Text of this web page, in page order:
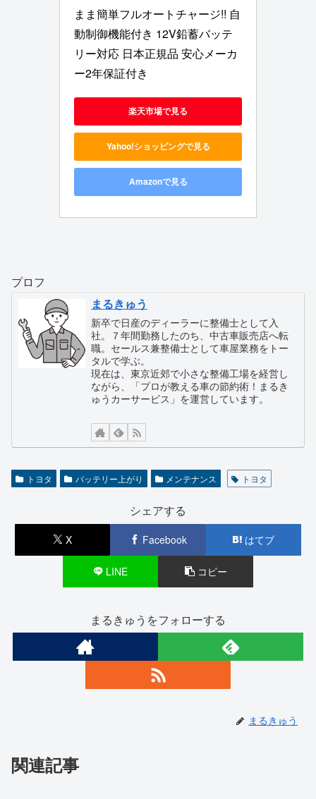
まま簡単フルオートチャージ!! 自
動制御機能付き 12V鉛蓄バッテ
リー対応 日本正規品 安心メーカ
ー2年保証付き
楽天市場で見る
Yahoo!ショッピングで見る
Amazonで見る
プロフ
まるきゅう
新卒で日産のディーラーに整備士として入
社。７年間勤務したのち、中古車販売店へ転
職。セールス兼整備士として車屋業務をトー
タルで学ぶ。
現在は、東京近郊で小さな整備工場を経営し
ながら、「プロが教える車の節約術！まるき
ゅうカーサービス」を運営しています。
トヨタ バッテリー上がり メンテナンス トヨタ
シェアする
X Facebook はてブ
LINE コピー
まるきゅうをフォローする
まるきゅう
関連記事